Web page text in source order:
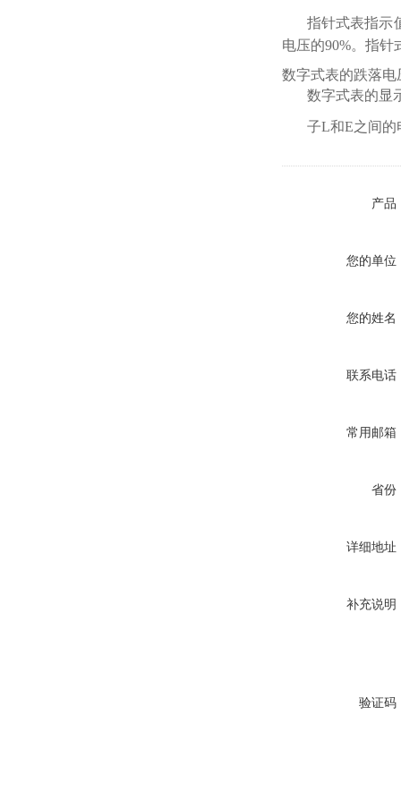
指针式表指示
电压的90%。指针
数字式表的跌落电
数字式表的显
子L和E之间的
产品
您的单位
您的姓名
联系电话
常用邮箱
省份
详细地址
补充说明
验证码